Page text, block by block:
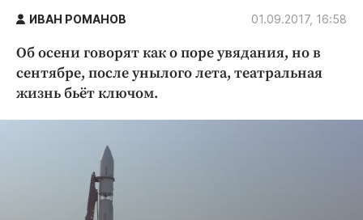
Авто и транспорт
Криминал
Культура
Общество
Погода
Праздники
ИВАН РОМАНОВ 01.09.2017, 16:58
Об осени говорят как о поре увядания, но в
сентябре, после унылого лета, театральная
жизнь бьёт ключом.